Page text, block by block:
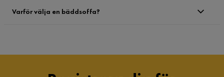
Varför välja en bäddsoffa?